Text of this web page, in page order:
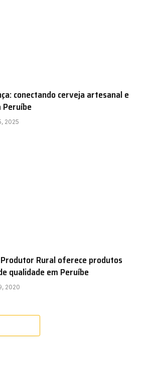
conectando cerveja artesanal e
2025
Rural oferece produtos
qualidade em Peruíbe
2020